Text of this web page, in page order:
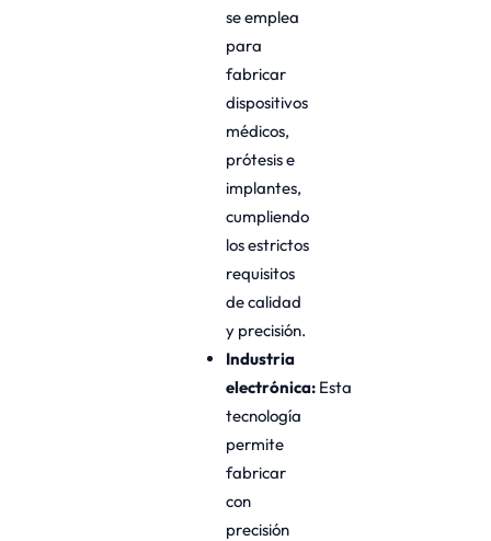
se emplea
para
fabricar
dispositivos
médicos,
prótesis e
implantes,
cumpliendo
los estrictos
requisitos
de calidad
y precisión.
Industria
electrónica: Esta
tecnología
permite
fabricar
con
precisión